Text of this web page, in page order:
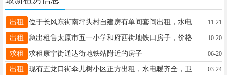
出租 位于长风东街南坪头村自建房有单间套间出租，水电暖网齐全，有停车位，需要的联系18634328582 11-21
出租 急出租售太原市五一小学和府西街地铁口房子，价格面议，联系方式15513093286 10-20
求租 求租康宁街通达街地铁站附近的房子 06-20
出租 03-24